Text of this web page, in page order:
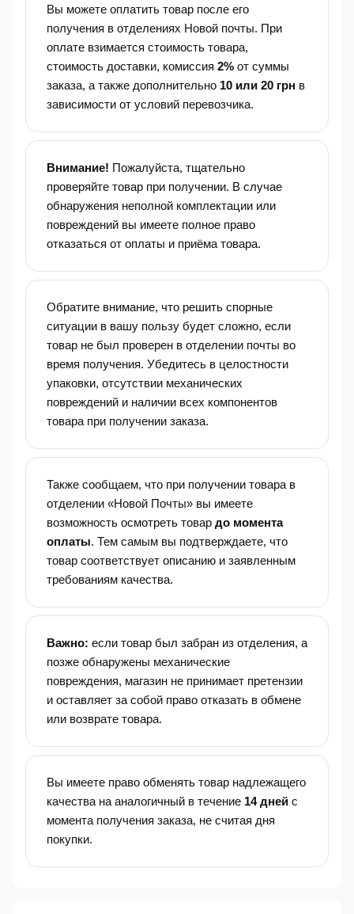
Вы можете оплатить товар после его
получения в отделениях Новой почты. При
оплате взимается стоимость товара,
стоимость доставки, комиссия 2% от суммы
заказа, а также дополнительно 10 или 20 грн в
зависимости от условий перевозчика.
Внимание! Пожалуйста, тщательно
проверяйте товар при получении. В случае
обнаружения неполной комплектации или
повреждений вы имеете полное право
отказаться от оплаты и приёма товара.
Обратите внимание, что решить спорные
ситуации в вашу пользу будет сложно, если
товар не был проверен в отделении почты во
время получения. Убедитесь в целостности
упаковки, отсутствии механических
повреждений и наличии всех компонентов
товара при получении заказа.
Также сообщаем, что при получении товара в
отделении «Новой Почты» вы имеете
возможность осмотреть товар до момента
оплаты. Тем самым вы подтверждаете, что
товар соответствует описанию и заявленным
требованиям качества.
Важно: если товар был забран из отделения, а
позже обнаружены механические
повреждения, магазин не принимает претензии
и оставляет за собой право отказать в обмене
или возврате товара.
Вы имеете право обменять товар надлежащего
качества на аналогичный в течение 14 дней с
момента получения заказа, не считая дня
покупки.